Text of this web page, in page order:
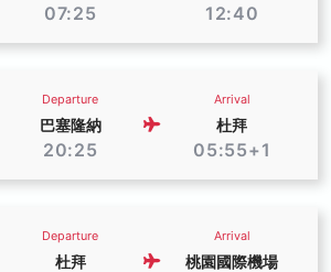
07:25 12:40
Departure
巴塞隆納
20:25
Arrival
杜拜
05:55+1
Departure
杜拜
Arrival
桃園國際機場